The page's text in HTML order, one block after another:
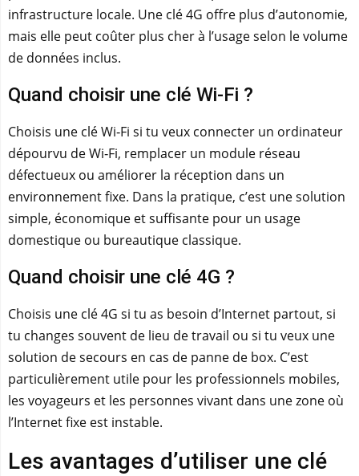
infrastructure locale. Une clé 4G offre plus d’autonomie,
mais elle peut coûter plus cher à l’usage selon le volume
de données inclus.
Quand choisir une clé Wi‑Fi ?
Choisis une clé Wi‑Fi si tu veux connecter un ordinateur
dépourvu de Wi‑Fi, remplacer un module réseau
défectueux ou améliorer la réception dans un
environnement fixe. Dans la pratique, c’est une solution
simple, économique et suffisante pour un usage
domestique ou bureautique classique.
Quand choisir une clé 4G ?
Choisis une clé 4G si tu as besoin d’Internet partout, si
tu changes souvent de lieu de travail ou si tu veux une
solution de secours en cas de panne de box. C’est
particulièrement utile pour les professionnels mobiles,
les voyageurs et les personnes vivant dans une zone où
l’Internet fixe est instable.
Les avantages d’utiliser une clé